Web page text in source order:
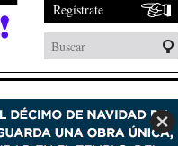
Regístrate